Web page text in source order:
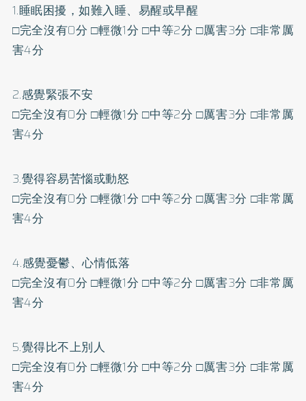
1.睡眠困擾，如難入睡、易醒或早醒
□完全沒有0分 □輕微1分 □中等2分 □厲害3分 □非常厲
害4分
2.感覺緊張不安
□完全沒有0分 □輕微1分 □中等2分 □厲害3分 □非常厲
害4分
3.覺得容易苦惱或動怒
□完全沒有0分 □輕微1分 □中等2分 □厲害3分 □非常厲
害4分
4.感覺憂鬱、心情低落
□完全沒有0分 □輕微1分 □中等2分 □厲害3分 □非常厲
害4分
5.覺得比不上別人
□完全沒有0分 □輕微1分 □中等2分 □厲害3分 □非常厲
害4分